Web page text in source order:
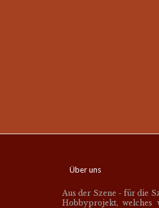
Über uns
Aus der Szene - für die
Hobbyprojekt,